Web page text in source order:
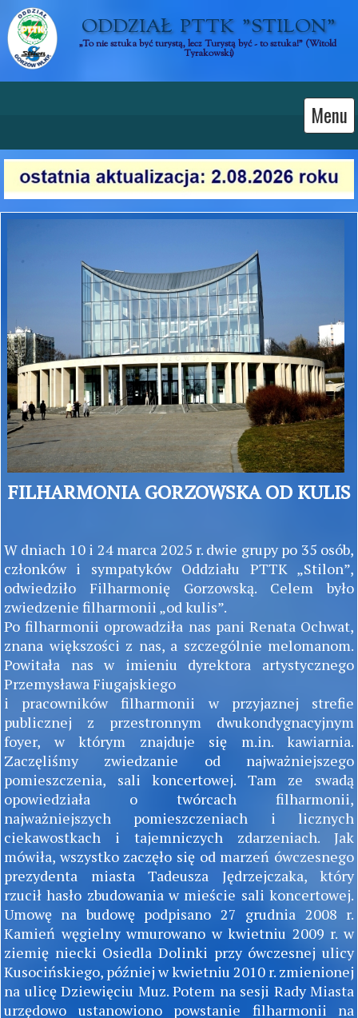
ODDZIAŁ  PTTK  "STILON"
„To nie sztuka być turystą, lecz Turystą być - to sztuka!” (Witold
Tyrakowski)
Menu
FILHARMONIA GORZOWSKA OD KULIS
W dniach 10 i 24 marca 2025 r. dwie grupy po 35 osób,
członków i sympatyków Oddziału PTTK „Stilon”,
odwiedziło Filharmonię Gorzowską. Celem było
zwiedzenie filharmonii „od kulis”.
Po filharmonii oprowadziła nas pani Renata Ochwat,
znana większości z nas, a szczególnie melomanom.
Powitała nas w imieniu dyrektora artystycznego
Przemysława Fiugajskiego
i pracowników filharmonii w przyjaznej strefie
publicznej z przestronnym dwukondygnacyjnym
foyer, w którym znajduje się m.in. kawiarnia.
Zaczęliśmy zwiedzanie od najważniejszego
pomieszczenia, sali koncertowej. Tam ze swadą
opowiedziała o twórcach filharmonii,
najważniejszych pomieszczeniach i licznych
ciekawostkach i tajemniczych zdarzeniach. Jak
mówiła, wszystko zaczęło się od marzeń ówczesnego
prezydenta miasta Tadeusza Jędrzejczaka, który
rzucił hasło zbudowania w mieście sali koncertowej.
Umowę na budowę podpisano 27 grudnia 2008 r.
Kamień węgielny wmurowano w kwietniu 2009 r. w
ziemię niecki Osiedla Dolinki przy ówczesnej ulicy
Kusocińskiego, później w kwietniu 2010 r. zmienionej
na ulicę Dziewięciu Muz. Potem na sesji Rady Miasta
urzędowo ustanowiono powstanie filharmonii na